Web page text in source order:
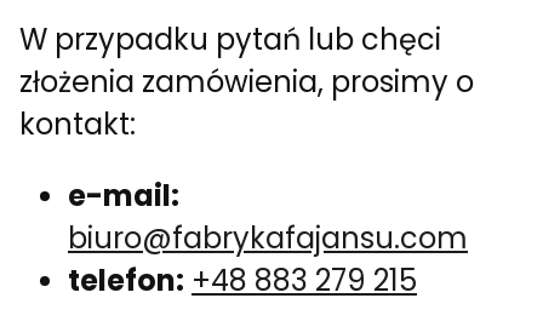
W przypadku pytań lub chęci
złożenia zamówienia, prosimy o
kontakt:
e-mail:
biuro@fabrykafajansu.com
telefon: +48 883 279 215